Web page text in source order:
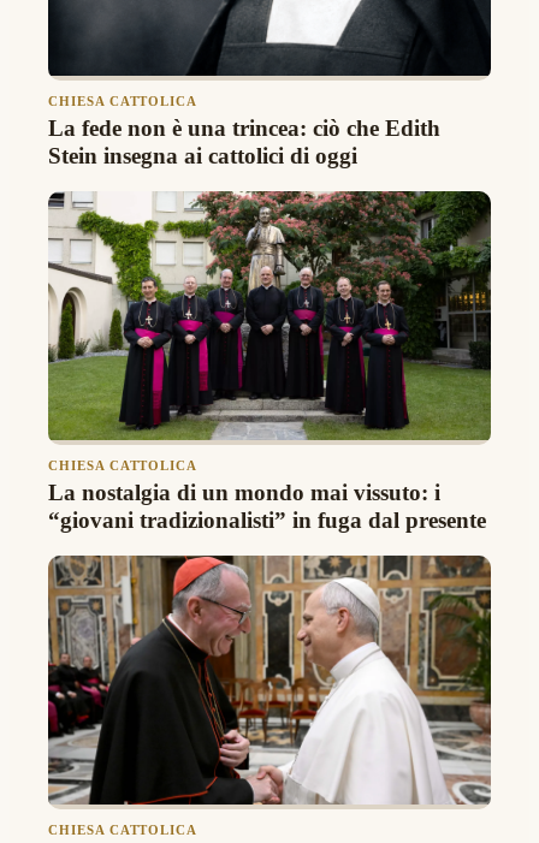
CHIESA CATTOLICA
La fede non è una trincea: ciò che Edith
Stein insegna ai cattolici di oggi
CHIESA CATTOLICA
La nostalgia di un mondo mai vissuto: i
“giovani tradizionalisti” in fuga dal presente
CHIESA CATTOLICA